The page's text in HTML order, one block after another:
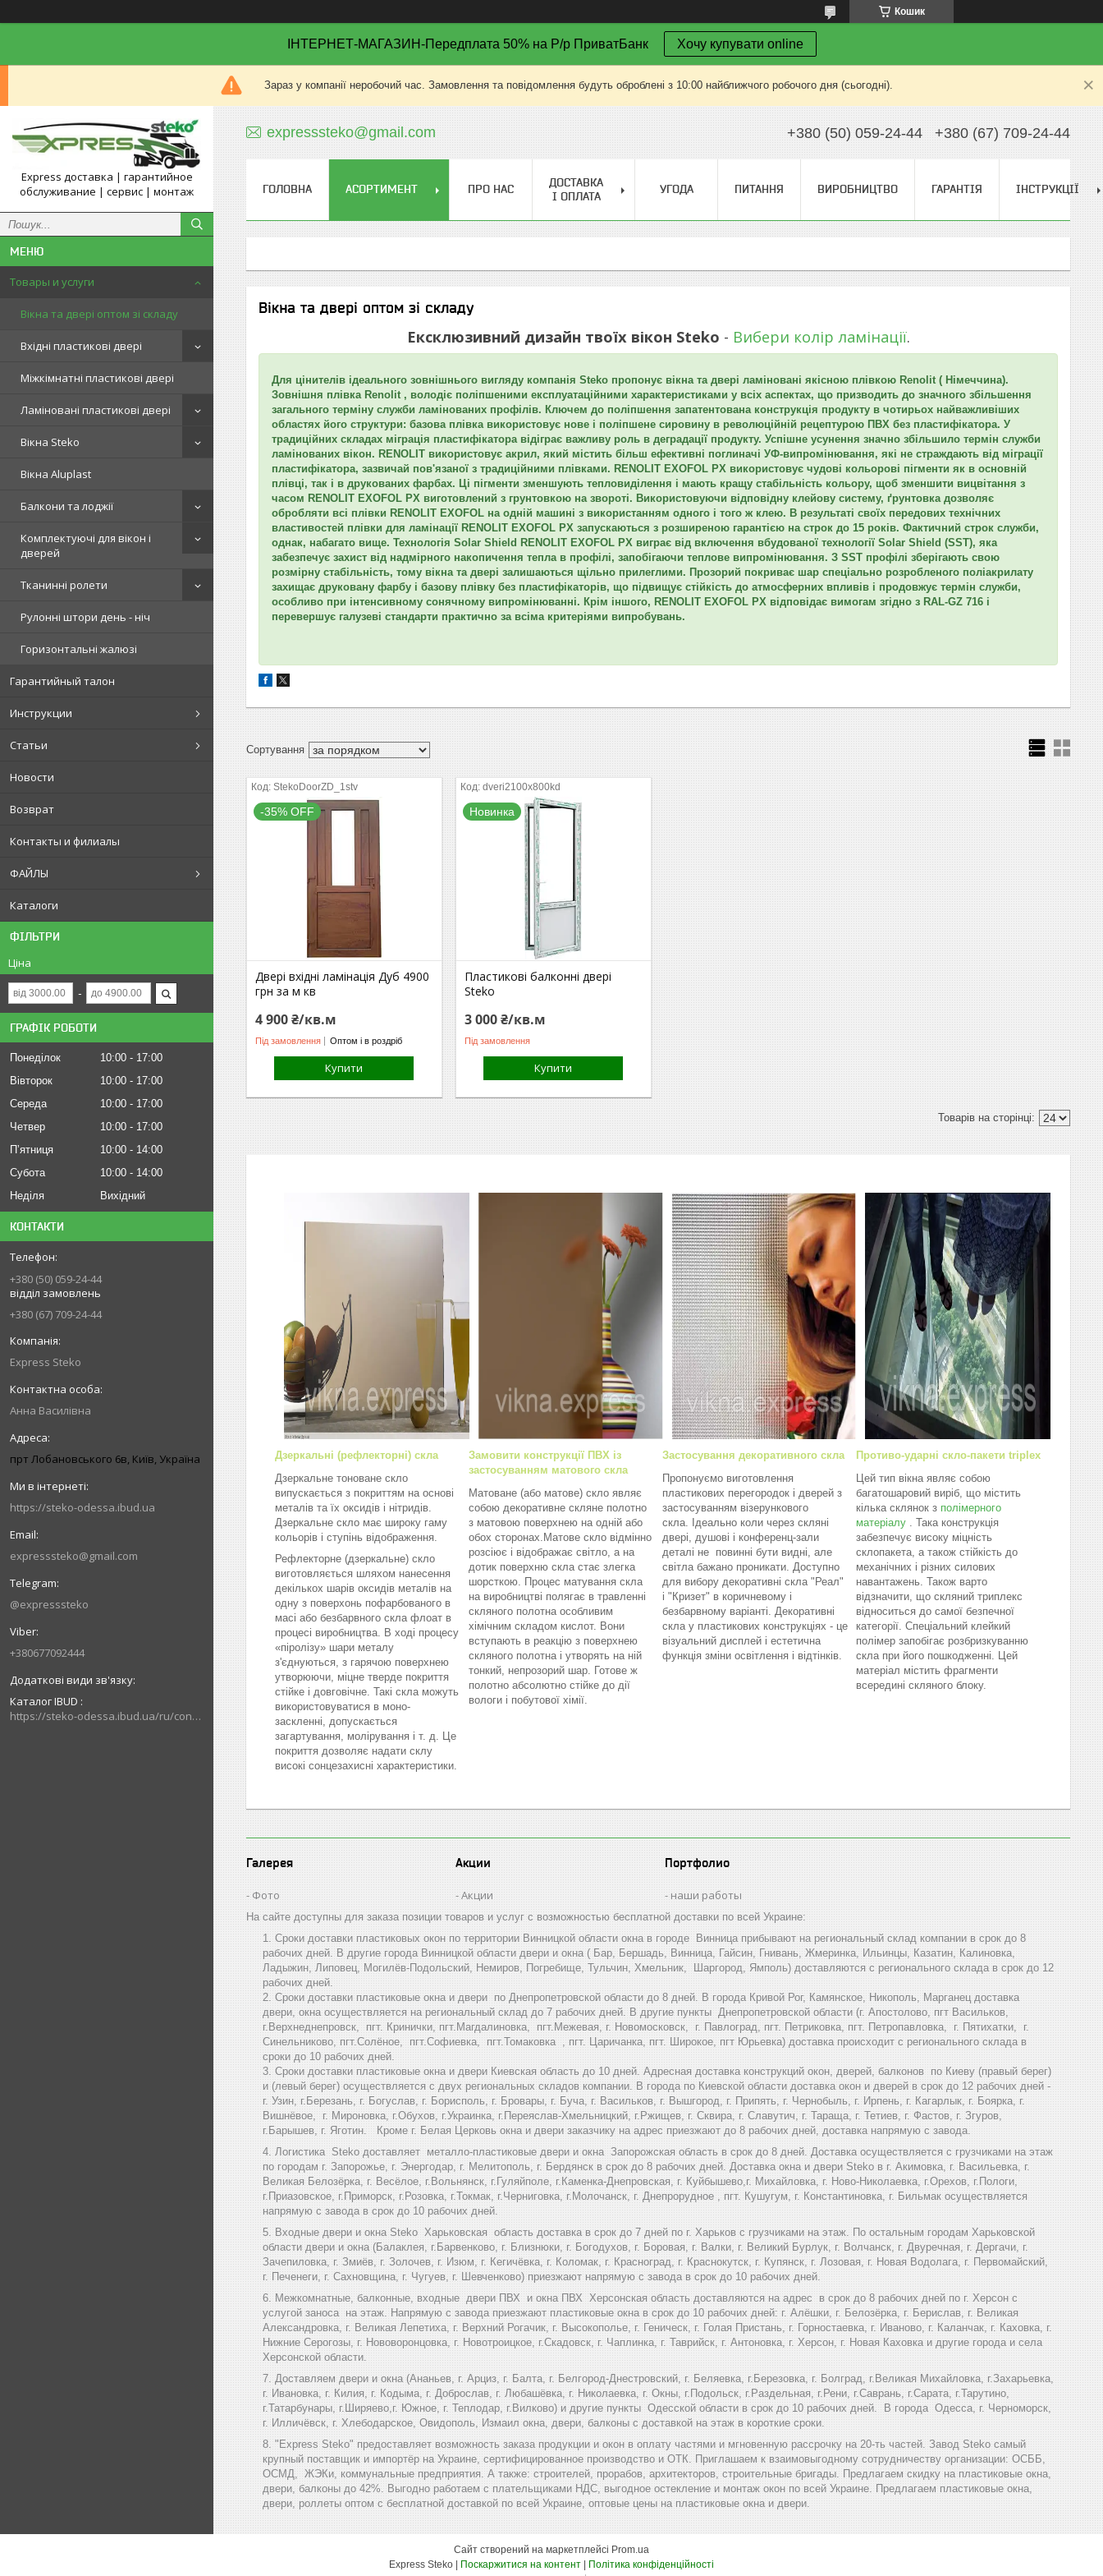
Кошик
ІНТЕРНЕТ-МАГАЗИН-Передплата 50% на Р/р ПриватБанк Хочу купувати online
Зараз у компанії неробочий час. Замовлення та повідомлення будуть оброблені з 10:00 найближчого робочого дня (сьогодні).
Express доставка | гарантийное
обслуживание | сервис | монтаж
Товары и услуги
Вікна та двері оптом зі складу
Вхідні пластикові двері
Міжкімнатні пластикові двері
Ламіновані пластикові двері
Вікна Steko
Вікна Aluplast
Балкони та лоджії
Комплектуючі для вікон і
дверей
Тканинні ролети
Рулонні штори день - ніч
Горизонтальні жалюзі
Гарантийный талон
Инструкции
Статьи
Новости
Возврат
Контакты и филиалы
ФАЙЛЫ
Каталоги
ФІЛЬТРИ
Ціна
ГРАФІК РОБОТИ
Понеділок 10:00
17:00
Вівторок
10:00
17:00
Середа
10:00
17:00
Четвер
10:00
17:00
Пʼятниця
10:00
14:00
Субота
10:00
14:00
Неділя
Вихідний
КОНТАКТИ
+380 (50) 059-24-44
відділ замовлень
+380 (67) 709-24-44
Express Steko
Анна Василівна
прт Лобановського 6в, Київ, Україна
https://steko-odessa.ibud.ua
expresssteko@gmail.com
@expresssteko
+380677092444
Каталог IBUD
https://steko-odessa.ibud.ua/ru/contakty
expresssteko@gmail.com +380 (50) 059-24-44 +380 (67) 709-24-44
ГОЛОВНА АСОРТИМЕНТ ПРО НАС
ДОСТАВКА
І ОПЛАТА
УГОДА ПИТАННЯ ВИРОБНИЦТВО ГАРАНТІЯ ІНСТРУКЦІЇ
Вікна та двері оптом зі складу
Ексклюзивний дизайн твоїх вікон Steko - Вибери колір ламінації.
Для цінителів ідеального зовнішнього вигляду компанія Steko пропонує вікна та двері ламіновані якісною плівкою Renolit ( Німеччина).
Зовнішня плівка Renolit , володіє поліпшеними експлуатаційними характеристиками у всіх аспектах, що призводить до значного збільшення
загального терміну служби ламінованих профілів. Ключем до поліпшення запатентована конструкція продукту в чотирьох найважливіших
областях його структури: базова плівка використовує нове і поліпшене сировину в революційній рецептурою ПВХ без пластифікатора. У
традиційних складах міграція пластифікатора відіграє важливу роль в деградації продукту. Успішне усунення значно збільшило термін служби
ламінованих вікон. RENOLIT використовує акрил, який містить більш ефективні поглиначі УФ-випромінювання, які не страждають від міграції
пластифікатора, зазвичай пов'язаної з традиційними плівками. RENOLIT EXOFOL PX використовує чудові кольорові пігменти як в основній
плівці, так і в друкованих фарбах. Ці пігменти зменшують тепловиділення і мають кращу стабільність кольору, щоб зменшити вицвітання з
часом RENOLIT EXOFOL PX виготовлений з грунтовкою на звороті. Використовуючи відповідну клейову систему, ґрунтовка дозволяє
обробляти всі плівки RENOLIT EXOFOL на одній машині з використанням одного і того ж клею. В результаті своїх передових технічних
властивостей плівки для ламінації RENOLIT EXOFOL PX запускаються з розширеною гарантією на строк до 15 років. Фактичний строк служби,
однак, набагато вище. Технологія Solar Shield RENOLIT EXOFOL PX виграє від включення вбудованої технології Solar Shield (SST), яка
забезпечує захист від надмірного накопичення тепла в профілі, запобігаючи теплове випромінювання. З SST профілі зберігають свою
розмірну стабільність, тому вікна та двері залишаються щільно прилеглими. Прозорий покриває шар спеціально розробленого поліакрилату
захищає друковану фарбу і базову плівку без пластифікаторів, що підвищує стійкість до атмосферних впливів і продовжує термін служби,
особливо при інтенсивному сонячному випромінюванні. Крім іншого, RENOLIT EXOFOL PX відповідає вимогам згідно з RAL-GZ 716 і
перевершує галузеві стандарти практично за всіма критеріями випробувань.
StekoDoorZD_1stv
-35% OFF
Двері вхідні ламінація Дуб 4900
грн за м кв
4 900 ₴/кв.м
Під замовлення Оптом і в роздріб
Купити
dveri2100x800kd
Новинка
Пластикові балконні двері
Steko
3 000 ₴/кв.м
Під замовлення
Купити
Дзеркальні (рефлекторні) скла
Дзеркальне тоноване скло
випускається з покриттям на основі
металів та їх оксидів і нітридів.
Дзеркальне скло має широку гаму
кольорів і ступінь відображення.
Рефлекторне (дзеркальне) скло
виготовляється шляхом нанесення
декількох шарів оксидів металів на
одну з поверхонь пофарбованого в
масі або безбарвного скла флоат в
процесі виробництва. В ході процесу
«піролізу» шари металу
з'єднуються, з гарячою поверхнею
утворюючи, міцне тверде покриття
стійке і довговічне. Такі скла можуть
використовуватися в моно-
заскленні, допускається
загартування, молірування і т. д. Це
покриття дозволяє надати склу
високі сонцезахисні характеристики.
Замовити конструкції ПВХ із
застосуванням матового скла
Матоване (або матове) скло являє
собою декоративне скляне полотно
з матовою поверхнею на одній або
обох сторонах.Матове скло відмінно
розсіює і відображає світло, а на
дотик поверхню скла стає злегка
шорсткою. Процес матування скла
на виробництві полягає в травленні
скляного полотна особливим
хімічним складом кислот. Вони
вступають в реакцію з поверхнею
скляного полотна і утворять на ній
тонкий, непрозорий шар. Готове ж
полотно абсолютно стійке до дії
вологи і побутової хімії.
Застосування декоративного скла
Пропонуємо виготовлення
пластикових перегородок і дверей з
застосуванням візерункового
скла. Ідеально коли через скляні
двері, душові і конференц-зали
деталі не повинні бути видні, але
світла бажано проникати. Доступно
для вибору декоративні скла "Реал"
і "Кризет" в коричневому і
безбарвному варіанті. Декоративні
скла у пластикових конструкціях - це
візуальний дисплей і естетична
функція зміни освітлення і відтінків.
Противо-ударні скло-пакети triplex
Цей тип вікна являє собою
багатошаровий виріб, що містить
кілька склянок з полімерного
матеріалу . Така конструкція
забезпечує високу міцність
склопакета, а також стійкість до
механічних і різних силових
навантажень. Також варто
відзначити, що скляний триплекс
відноситься до самої безпечної
категорії. Спеціальний клейкий
полімер запобігає розбризкуванню
скла при його пошкодженні. Цей
матеріал містить фрагменти
всередині скляного блоку.
Галерея
Фото
Акции
Акции
Портфолио
наши работы
На сайте доступны для заказа позиции товаров и услуг c возможностью бесплатной доставки по всей Украине:
Сроки доставки пластиковых окон по территории Винницкой области окна в городе Винница прибывают на региональный склад компании в срок до 8
рабочих дней. В другие города Винницкой области двери и окна ( Бар, Бершадь, Винница, Гайсин, Гнивань, Жмеринка, Ильинцы, Казатин, Калиновка,
Ладыжин, Липовец, Могилёв-Подольский, Немиров, Погребище, Тульчин, Хмельник, Шаргород, Ямполь) доставляются с регионального склада в срок до 12
рабочих дней.
Сроки доставки пластиковые окна и двери по Днепропетровской области до 8 дней. В города Кривой Рог, Камянское, Никополь, Марганец доставка
двери, окна осуществляется на региональный склад до 7 рабочих дней. В другие пункты Днепропетровской области (г. Апостолово, пгт Васильков,
г.Верхнеднепровск, пгт. Кринички, пгт.Магдалиновка, пгт.Межевая, г. Новомосковск, г. Павлоград, пгт. Петриковка, пгт. Петропавловка, г. Пятихатки, г.
Синельниково, пгт.Солёное, пгт.Софиевка, пгт.Томаковка , пгт. Царичанка, пгт. Широкое, пгт Юрьевка) доставка происходит с регионального склада в
сроки до 10 рабочих дней.
Сроки доставки пластиковые окна и двери Киевская область до 10 дней. Адресная доставка конструкций окон, дверей, балконов по Киеву (правый берег)
и (левый берег) осуществляется с двух региональных складов компании. В города по Киевской области доставка окон и дверей в срок до 12 рабочих дней -
г. Узин, г.Березань, г. Богуслав, г. Борисполь, г. Бровары, г. Буча, г. Васильков, г. Вышгород, г. Припять, г. Чернобыль, г. Ирпень, г. Кагарлык, г. Боярка, г.
Вишнёвое, г. Мироновка, г.Обухов, г.Украинка, г.Переяслав-Хмельницкий, г.Ржищев, г. Сквира, г. Славутич, г. Тараща, г. Тетиев, г. Фастов, г. Згуров,
г.Барышев, г. Яготин. Кроме г. Белая Церковь окна и двери заказчику на адрес приезжают до 8 рабочих дней, доставка напрямую с завода.
Логистика Steko доставляет металло-пластиковые двери и окна Запорожская область в срок до 8 дней. Доставка осуществляется с грузчиками на этаж
по городам г. Запорожье, г. Энергодар, г. Мелитополь, г. Бердянск в срок до 8 рабочих дней. Доставка окна и двери Steko в г. Акимовка, г. Васильевка, г.
Великая Белозёрка, г. Весёлое, г.Вольнянск, г.Гуляйполе, г.Каменка-Днепровская, г. Куйбышево,г. Михайловка, г. Ново-Николаевка, г.Орехов, г.Пологи,
г.Приазовское, г.Приморск, г.Розовка, г.Токмак, г.Черниговка, г.Молочанск, г. Днепрорудное , пгт. Кушугум, г. Константиновка, г. Бильмак осуществляется
напрямую с завода в срок до 10 рабочих дней.
Входные двери и окна Steko Харьковская область доставка в срок до 7 дней по г. Харьков с грузчиками на этаж. По остальным городам Харьковской
области двери и окна (Балаклея, г.Барвенково, г. Близнюки, г. Богодухов, г. Боровая, г. Валки, г. Великий Бурлук, г. Волчанск, г. Двуречная, г. Дергачи, г.
Зачепиловка, г. Змиёв, г. Золочев, г. Изюм, г. Кегичёвка, г. Коломак, г. Красноград, г. Краснокутск, г. Купянск, г. Лозовая, г. Новая Водолага, г. Первомайский,
г. Печенеги, г. Сахновщина, г. Чугуев, г. Шевченково) приезжают напрямую с завода в срок до 10 рабочих дней.
Межкомнатные, балконные, входные двери ПВХ и окна ПВХ Херсонская область доставляются на адрес в срок до 8 рабочих дней по г. Херсон с
услугой заноса на этаж. Напрямую с завода приезжают пластиковые окна в срок до 10 рабочих дней: г. Алёшки, г. Белозёрка, г. Берислав, г. Великая
Александровка, г. Великая Лепетиха, г. Верхний Рогачик, г. Высокополье, г. Геническ, г. Голая Пристань, г. Горностаевка, г. Иваново, г. Каланчак, г. Каховка, г.
Нижние Серогозы, г. Нововоронцовка, г. Новотроицкое, г.Скадовск, г. Чаплинка, г. Таврийск, г. Антоновка, г. Херсон, г. Новая Каховка и другие города и села
Херсонской области.
Доставляем двери и окна (Ананьев, г. Арциз, г. Балта, г. Белгород-Днестровский, г. Беляевка, г.Березовка, г. Болград, г.Великая Михайловка, г.Захарьевка,
г. Ивановка, г. Килия, г. Кодыма, г. Доброслав, г. Любашёвка, г. Николаевка, г. Окны, г.Подольск, г.Раздельная, г.Рени, г.Саврань, г.Сарата, г.Тарутино,
г.Татарбунары, г.Ширяево,г. Южное, г. Теплодар, г.Вилково) и другие пункты Одесской области в срок до 10 рабочих дней. В города Одесса, г. Черноморск,
г. Илличёвск, г. Хлебодарское, Овидополь, Измаил окна, двери, балконы с доставкой на этаж в короткие сроки.
"Express Steko" предоставляет возможность заказа продукции и окон в оплату частями и мгновенную рассрочку на 20-ть частей. Завод Steko самый
крупный поставщик и импортёр на Украине, сертифицированное производство и ОТК. Приглашаем к взаимовыгодному сотрудничеству организации: ОСББ,
ОСМД, ЖЭКи, коммунальные предприятия. А также: строителей, прорабов, архитекторов, строительные бригады. Предлагаем скидку на пластиковые окна,
двери, балконы до 42%. Выгодно работаем с плательщиками НДС, выгодное остекление и монтаж окон по всей Украине. Предлагаем пластиковые окна,
двери, роллеты оптом с бесплатной доставкой по всей Украине, оптовые цены на пластиковые окна и двери.
Сайт створений на маркетплейсі Prom.ua
Поскаржитися на контент
Політика конфіденційності